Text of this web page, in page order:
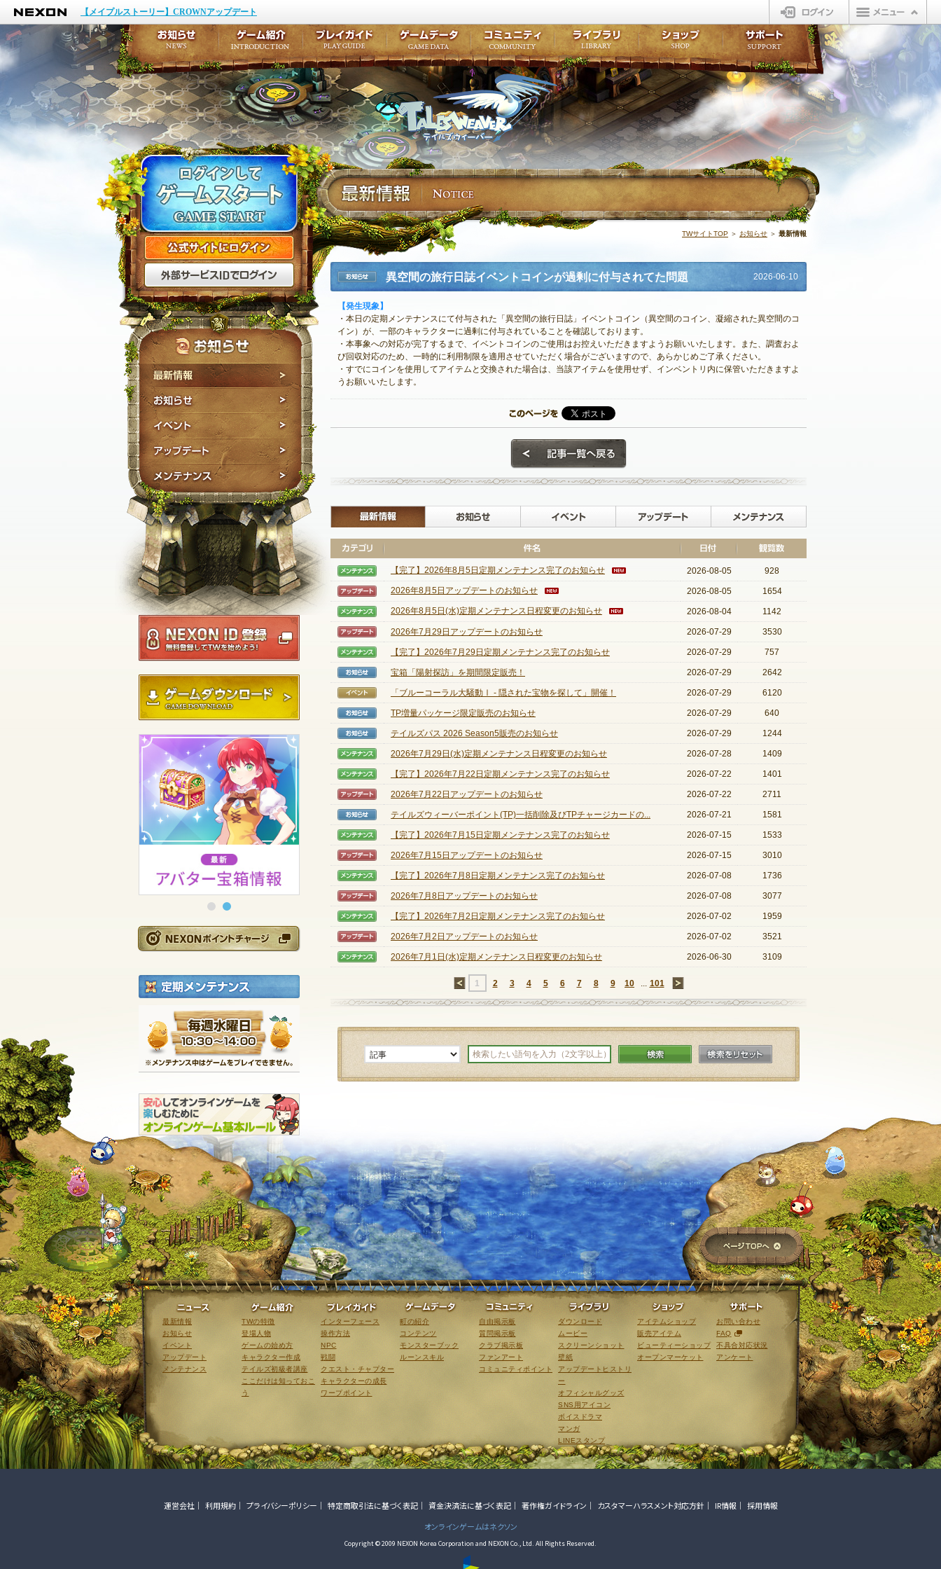
NEXON
【メイプルストーリー】CROWNアップデート
ログイン
テイルズウィーバー
公式サイトにログイン
外部サービスIDでログイン
最新情報
NEXON ID登録
ゲームダウンロード
NEXONポイントチャージ
※メンテナンス中はゲームをプレイできません。
TWサイトTOP ＞ お知らせ ＞ 最新情報
お知らせ
異空間の旅行日誌イベントコインが過剰に付与されてた問題 2026-06-10
【発生現象】
・本日の定期メンテナンスにて付与された「異空間の旅行日誌」イベントコイン（異空間のコイン、凝縮された異空間のコ
イン）が、一部のキャラクターに過剰に付与されていることを確認しております。
・本事象への対応が完了するまで、イベントコインのご使用はお控えいただきますようお願いいたします。また、調査およ
び回収対応のため、一時的に利用制限を適用させていただく場合がございますので、あらかじめご了承ください。
・すでにコインを使用してアイテムと交換された場合は、当該アイテムを使用せず、インベントリ内に保管いただきますよ
うお願いいたします。
最新情報 お知らせ イベント アップデート
【メンテナンス】
【完了】2026年8月5日定期メンテナンス完了のお知らせ 2026-08-05 928
【アップデート】
2026年8月5日アップデートのお知らせ 2026-08-05 1654
【メンテナンス】
2026年8月5日(水)定期メンテナンス日程変更のお知らせ 2026-08-04 1142
【アップデート】
2026年7月29日アップデートのお知らせ 2026-07-29 3530
【メンテナンス】
【完了】2026年7月29日定期メンテナンス完了のお知らせ 2026-07-29 757
【お知らせ】
宝箱「陽射探訪」を期間限定販売！ 2026-07-29 2642
【イベント】
「ブルーコーラル大騒動Ⅰ - 隠された宝物を探して」開催！ 2026-07-29 6120
【お知らせ】
TP増量パッケージ限定販売のお知らせ 2026-07-29 640
【お知らせ】
テイルズパス 2026 Season5販売のお知らせ 2026-07-29 1244
【メンテナンス】
2026年7月29日(水)定期メンテナンス日程変更のお知らせ 2026-07-28 1409
【メンテナンス】
【完了】2026年7月22日定期メンテナンス完了のお知らせ 2026-07-22 1401
【アップデート】
2026年7月22日アップデートのお知らせ 2026-07-22 2711
【お知らせ】
テイルズウィーバーポイント(TP)一括削除及びTPチャージカードの... 2026-07-21 1581
【メンテナンス】
【完了】2026年7月15日定期メンテナンス完了のお知らせ 2026-07-15 1533
【アップデート】
2026年7月15日アップデートのお知らせ 2026-07-15 3010
【メンテナンス】
【完了】2026年7月8日定期メンテナンス完了のお知らせ 2026-07-08 1736
【アップデート】
2026年7月8日アップデートのお知らせ 2026-07-08 3077
【メンテナンス】
【完了】2026年7月2日定期メンテナンス完了のお知らせ 2026-07-02 1959
【アップデート】
2026年7月2日アップデートのお知らせ 2026-07-02 3521
【メンテナンス】
2026年7月1日(水)定期メンテナンス日程変更のお知らせ 2026-06-30 3109
←1 2 3 4 5 6 7 8 9 10 ... 101
検索 検索をリセット
お知らせ
イベント
アップデート
メンテナンス
ゲーム紹介
ここだけは知っておこうプレイガイド
ワープポイント
ゲームデータ
ルーンスキル
コミュニティ
コミュニティポイントライブラリ
LINEスタンプ
ショップ
販売アイテム
ビューティーショップ
オープンマーケットサポート
不具合対応状況
アンケート
ページTOPへ
ニュース
最新情報
お知らせ
イベント
アップデート
メンテナンス
ゲーム紹介
TWの特徴
登場人物
ゲームの始め方
キャラクター作成
テイルズ初級者講座
ここだけは知っておこ
う
プレイガイド
インターフェース
操作方法
NPC
戦闘
クエスト・チャプター
キャラクターの成長
ワープポイント
ゲームデータ
町の紹介
コンテンツ
モンスターブック
ルーンスキル
コミュニティ
自由掲示板
質問掲示板
クラブ掲示板
ファンアート
コミュニティポイント
ライブラリ
ダウンロード
ムービー
スクリーンショット
壁紙
アップデートヒストリ
ー
オフィシャルグッズ
SNS用アイコン
ボイスドラマ
マンガ
LINEスタンプ
ショップ
アイテムショップ
販売アイテム
ビューティーショップ
オープンマーケット
サポート
お問い合わせ
FAQ
不具合対応状況
アンケート
運営会社 利用規約 プライバシーポリシー 特定商取引法に基づく表記 資金決済法に基づく表記 著作権ガイドライン カスタマーハラスメント対応方針 IR情報
採用情報
オンラインゲームはネクソン
Copyright © 2009 NEXON Korea Corporation and NEXON Co., Ltd. All Rights Reserved.